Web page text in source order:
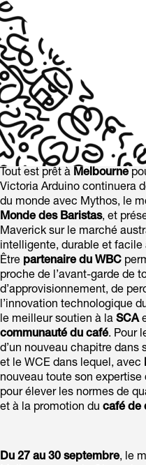
Tout est prêt à Melbourne
Victoria Arduino continuera
du monde avec Mythos, le
Monde des Baristas, et
Maverick sur le marché
intelligente, durable et facile
Être partenaire du WBC
proche de l’avant-garde de
d’approvisionnement, de
l’innovation technologique
le meilleur soutien à la SCA
communauté du café. Pour
d’un nouveau chapitre dans
et le WCE dans lequel, avec
nouveau toute son
pour élever les normes de
et à la promotion du café de
Du 27 au 30 septembre, le